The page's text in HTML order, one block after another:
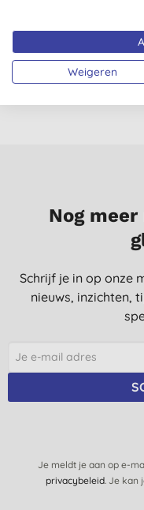
Alle beoordelingen
Nog
Schrijf je in op onze
nieuws, inzichten,
Je meldt je aan op e-
privacybeleid. Je kan
Weigeren